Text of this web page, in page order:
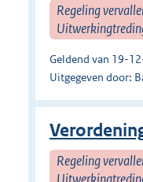
Regeling
Geldend van 19-
Uitgegeven door:
Regeling